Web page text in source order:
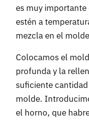
es muy importante
estén a
mezcla en el
Colocamos el
profunda y la
suficiente
molde.
el horno, que